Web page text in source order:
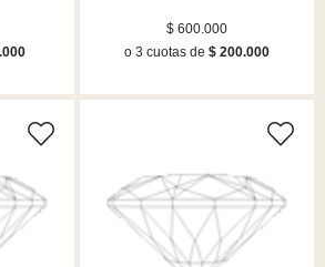
$ 600.000
o 3 cuotas de $ 200.000